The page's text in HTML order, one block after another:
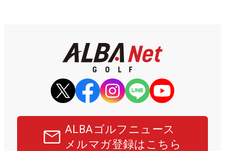
ALBAゴルフニュース
メルマガ登録はこちら